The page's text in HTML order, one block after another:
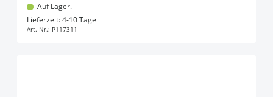
Auf Lager.
Lieferzeit: 4-10 Tage
Art.-Nr.: P117311